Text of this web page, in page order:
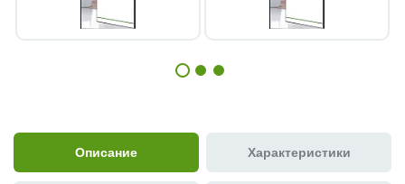
Описание Характеристики